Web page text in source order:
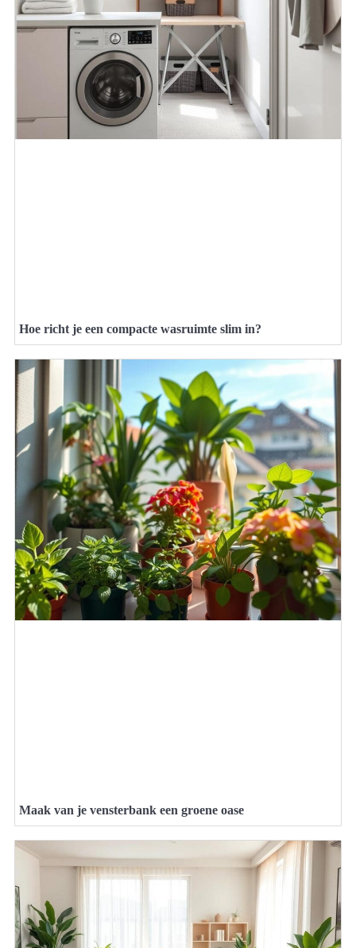
Hoe richt je een compacte wasruimte slim in?
Maak van je vensterbank een groene oase